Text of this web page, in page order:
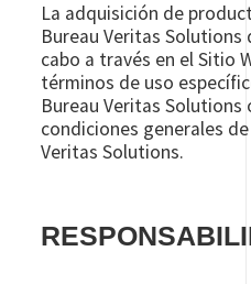
La adquisición de
Bureau Veritas Solutions
cabo a través en el Sitio
términos de uso
Bureau Veritas
condiciones generales
Veritas Solutions.